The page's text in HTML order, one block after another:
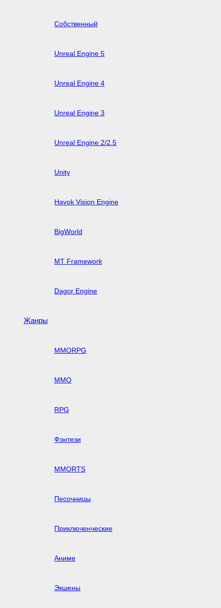
Собственный
Unreal Engine 5
Unreal Engine 4
Unreal Engine 3
Unreal Engine 2/2.5
Unity
Havok Vision Engine
BigWorld
MT Framework
Dagor Engine
Жанры
MMORPG
MMO
RPG
Фэнтези
MMORTS
Песочницы
Приключенческие
Аниме
Экшены